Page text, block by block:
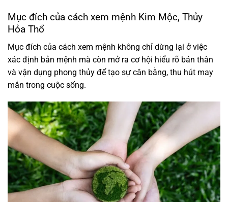
Mục đích của cách xem mệnh Kim Mộc, Thủy
Hỏa Thổ
Mục đích của cách xem mệnh không chỉ dừng lại ở việc
xác định bản mệnh mà còn mở ra cơ hội hiểu rõ bản thân
và vận dụng phong thủy để tạo sự cân bằng, thu hút may
mắn trong cuộc sống.